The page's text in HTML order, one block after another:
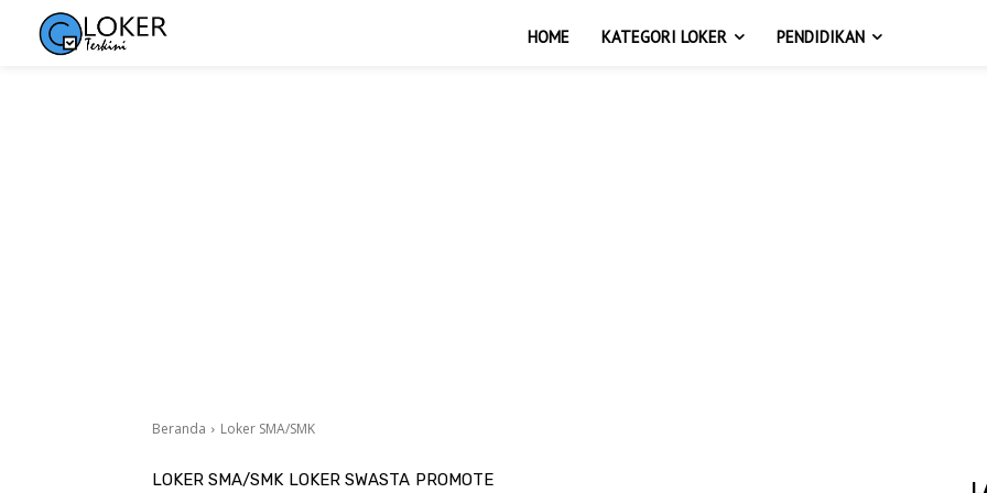
HOME KATEGORI LOKER PENDIDIKAN
Beranda Loker SMA/SMK
LOKER SMA/SMK LOKER SWASTA PROMOTE